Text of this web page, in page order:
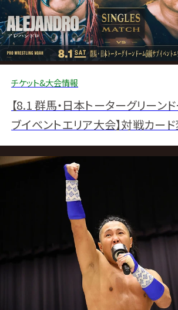
ン
グ・
ノ
ア
公
チケット&大会情報
【8.1 群馬・日本トーターグリーン
ブイベントエリア大会】対戦カー
らせ